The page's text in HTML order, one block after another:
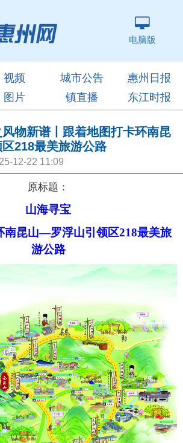
电脑版
视频 城市公告
惠州日报
图片 镇直播 东江时报
物新谱丨跟着地图打卡环南昆
218最美旅游公路
12-22 11:09
原标题：
山海寻宝
南昆山—罗浮山引领区218最美旅
游公路